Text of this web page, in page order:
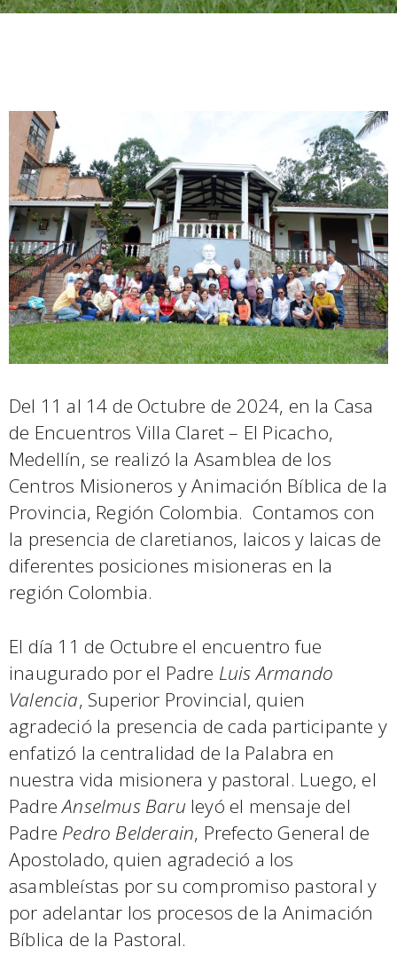
Del 11 al 14 de Octubre de 2024, en la Casa
de Encuentros Villa Claret – El Picacho,
Medellín, se realizó la Asamblea de los
Centros Misioneros y Animación Bíblica de la
Provincia, Región Colombia. Contamos con
la presencia de claretianos, laicos y laicas de
diferentes posiciones misioneras en la
región Colombia.
El día 11 de Octubre el encuentro fue
inaugurado por el Padre Luis Armando
Valencia, Superior Provincial, quien
agradeció la presencia de cada participante y
enfatizó la centralidad de la Palabra en
nuestra vida misionera y pastoral. Luego, el
PadreAnselmus Baru leyó el mensaje del
Padre Pedro Belderain, Prefecto General de
Apostolado, quien agradeció a los
asambleístas por su compromiso pastoral y
por adelantar los procesos de la Animación
Bíblica de la Pastoral.